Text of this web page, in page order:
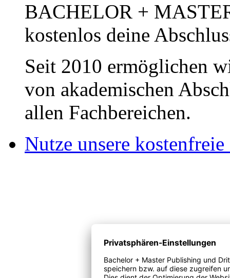
BACHELOR +
kostenlos deine
Seit 2010 ermöglichen
von akademischen
allen Fachbereichen.
Nutze unsere